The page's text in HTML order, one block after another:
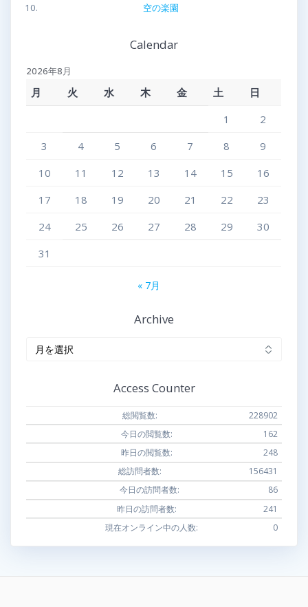
空の楽園
Calendar
2026年8月
月 火 水 木 金 土
日
1
2
3
4 5 6 7 8
9
10
11 12 13 14 15
16
17
18 19 20 21 22
23
24
25 26 27 28 29
30
31
« 7月
Archive
Access Counter
228902
総閲覧数:
162
今日の閲覧数:
248
昨日の閲覧数:
156431
総訪問者数:
86
今日の訪問者数:
241
昨日の訪問者数:
0
現在オンライン中の人数: